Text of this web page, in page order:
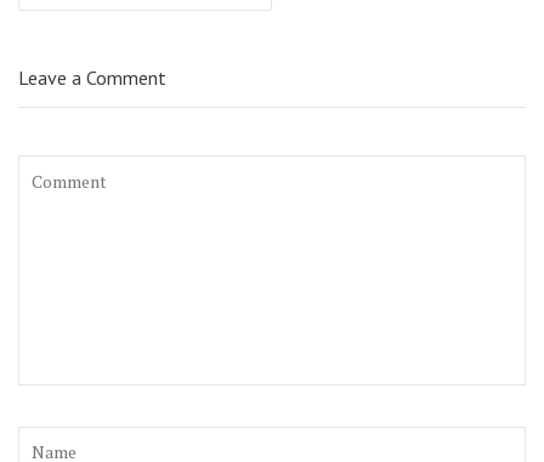
Leave a Comment